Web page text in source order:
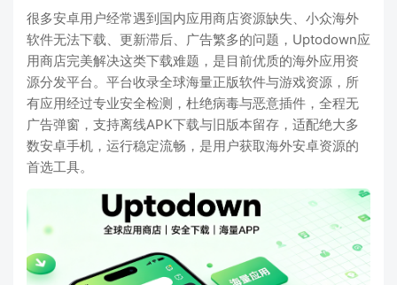
很多安卓用户经常遇到国内应用商店资源缺失、小众海外
软件无法下载、更新滞后、广告繁多的问题，Uptodown应
用商店完美解决这类下载难题，是目前优质的海外应用资
源分发平台。平台收录全球海量正版软件与游戏资源，所
有应用经过专业安全检测，杜绝病毒与恶意插件，全程无
广告弹窗，支持离线APK下载与旧版本留存，适配绝大多
数安卓手机，运行稳定流畅，是用户获取海外安卓资源的
首选工具。